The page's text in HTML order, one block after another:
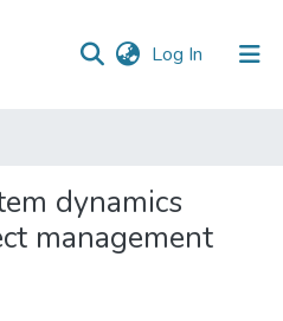
Log In (current)
dynamics
management